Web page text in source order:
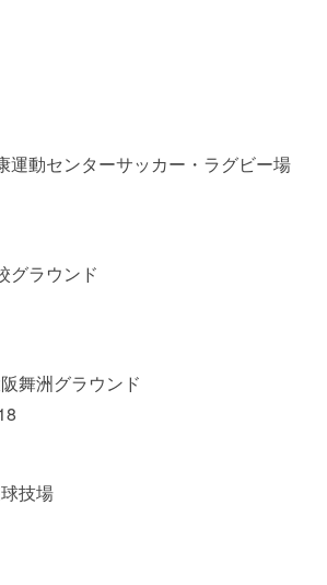
動センターサッカー・ラグビー場
ラウンド
舞洲グラウンド
技場